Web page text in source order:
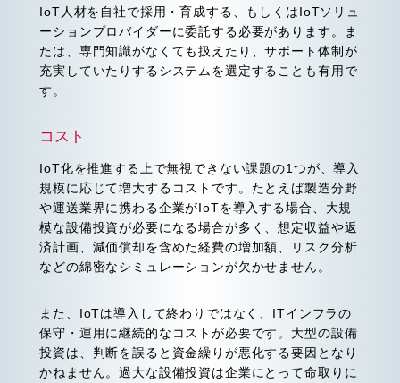
IoT人材を自社で採用・育成する、もしくはIoTソリュ
ーションプロバイダーに委託する必要があります。ま
たは、専門知識がなくても扱えたり、サポート体制が
充実していたりするシステムを選定することも有用で
す。
コスト
IoT化を推進する上で無視できない課題の1つが、導入
規模に応じて増大するコストです。たとえば製造分野
や運送業界に携わる企業がIoTを導入する場合、大規
模な設備投資が必要になる場合が多く、想定収益や返
済計画、減価償却を含めた経費の増加額、リスク分析
などの綿密なシミュレーションが欠かせません。
また、IoTは導入して終わりではなく、ITインフラの
保守・運用に継続的なコストが必要です。大型の設備
投資は、判断を誤ると資金繰りが悪化する要因となり
かねません。過大な設備投資は企業にとって命取りに